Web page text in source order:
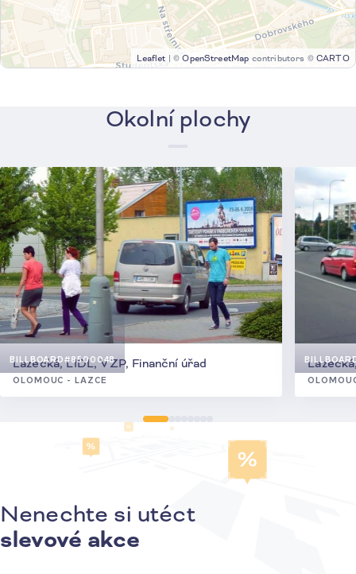
Leaflet | ©OpenStreetMap contributors © CARTO
Okolní plochy
BILLBOARD#8500048
Lazecká, LIDL, VZP, Finanční úřad
OLOMOUC - LAZCE
Přihlášení k odběru novinek
Nenechte si utéct
slevové akce